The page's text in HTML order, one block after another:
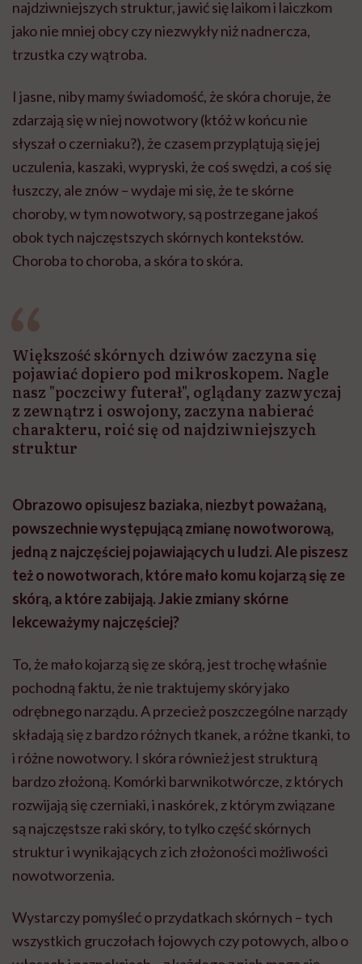
najdziwniejszych struktur, jawić się laikom i laiczkom
jako nie mniej obcy czy niezwykły niż nadnercza,
trzustka czy wątroba.
I jasne, niby mamy świadomość, że skóra choruje, że
zdarzają się w niej nowotwory (któż w końcu nie
słyszał o czerniaku?), że czasem przyplątują się jej
uczulenia, kaszaki, wypryski, że coś swędzi, a coś się
łuszczy, ale znów – wydaje mi się, że te skórne
choroby, w tym nowotwory, są postrzegane jakoś
obok tych najczęstszych skórnych kontekstów.
Choroba to choroba, a skóra to skóra.
Większość skórnych dziwów zaczyna się
pojawiać dopiero pod mikroskopem. Nagle
nasz "poczciwy futerał", oglądany zazwyczaj
z zewnątrz i oswojony, zaczyna nabierać
charakteru, roić się od najdziwniejszych
struktur
Obrazowo opisujesz baziaka, niezbyt poważaną,
powszechnie występującą zmianę nowotworową,
jedną z najczęściej pojawiających u ludzi. Ale piszesz
też o nowotworach, które mało komu kojarzą się ze
skórą, a które zabijają. Jakie zmiany skórne
lekceważymy najczęściej?
To, że mało kojarzą się ze skórą, jest trochę właśnie
pochodną faktu, że nie traktujemy skóry jako
odrębnego narządu. A przecież poszczególne narządy
składają się z bardzo różnych tkanek, a różne tkanki, to
i różne nowotwory. I skóra również jest strukturą
bardzo złożoną. Komórki barwnikotwórcze, z których
rozwijają się czerniaki, i naskórek, z którym związane
są najczęstsze raki skóry, to tylko część skórnych
struktur i wynikających z ich złożoności możliwości
nowotworzenia.
Wystarczy pomyśleć o przydatkach skórnych – tych
wszystkich gruczołach łojowych czy potowych, albo o